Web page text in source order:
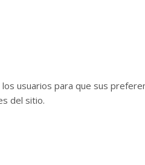
usuarios para que sus
del sitio.